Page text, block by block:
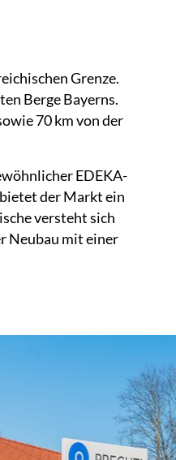
Grenze.
Berge Bayerns.
70 km von der
EDEKA-
der Markt ein
versteht sich
Neubau mit einer